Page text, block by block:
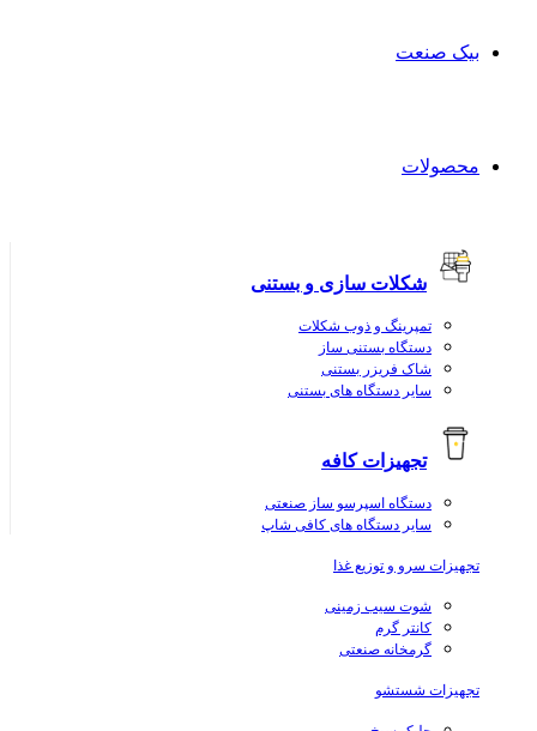
بیک صنعت
محصولات
شکلات سازی و بستنی
تمپرینگ و ذوب شکلات
دستگاه بستنی ساز
شاک فریزر بستنی
سایر دستگاه های بستنی
تجهیزات کافه
دستگاه اسپرسو ساز صنعتی
سایر دستگاه های کافی شاپ
تجهیزات سرو و توزیع غذا
شوت سیب زمینی
کانتر گرم
گرمخانه صنعتی
تجهیزات شستشو